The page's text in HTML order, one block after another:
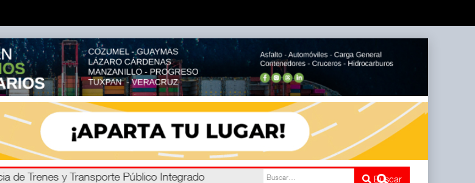
de Trenes y Transporte Público Integrado
Buscar